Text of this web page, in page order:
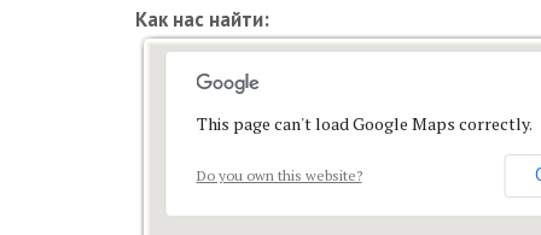
Как нас найти:
This page can't load Google Maps correctly.
Do you own this website?